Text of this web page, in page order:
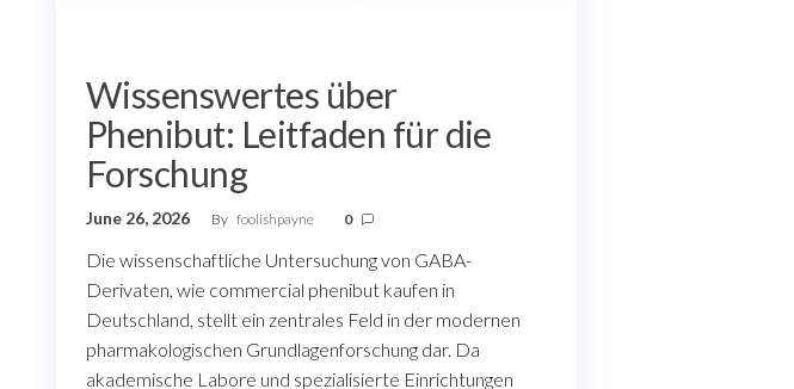
Wissenswertes über
Phenibut: Leitfaden für die
Forschung
June 26, 2026 By foolishpayne 0
Die wissenschaftliche Untersuchung von GABA-
Derivaten, wie commercial phenibut kaufen in
Deutschland, stellt ein zentrales Feld in der modernen
pharmakologischen Grundlagenforschung dar. Da
akademische Labore und spezialisierte Einrichtungen